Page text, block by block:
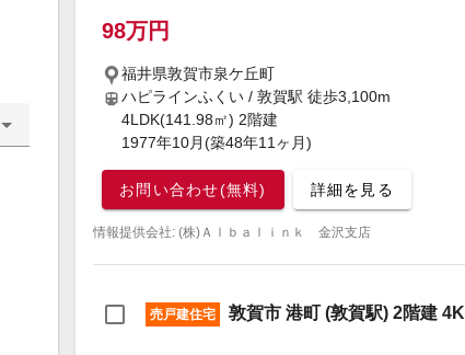
98万円
福井県敦賀市泉ケ丘町
ハピラインふくい / 敦賀駅 徒歩3,100m
4LDK(141.98㎡) 2階建
1977年10月(築48年11ヶ月)
お問い合わせ(無料) 詳細を見る
情報提供会社: (株)Ａｌｂａｌｉｎｋ 金沢支店
売戸建住宅 敦賀市 港町 (敦賀駅) 2階建 4K